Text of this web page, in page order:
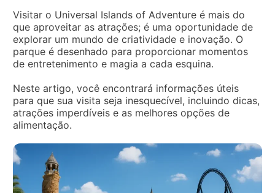
Visitar o Universal Islands of Adventure é mais do
que aproveitar as atrações; é uma oportunidade de
explorar um mundo de criatividade e inovação. O
parque é desenhado para proporcionar momentos
de entretenimento e magia a cada esquina.
Neste artigo, você encontrará informações úteis
para que sua visita seja inesquecível, incluindo dicas,
atrações imperdíveis e as melhores opções de
alimentação.